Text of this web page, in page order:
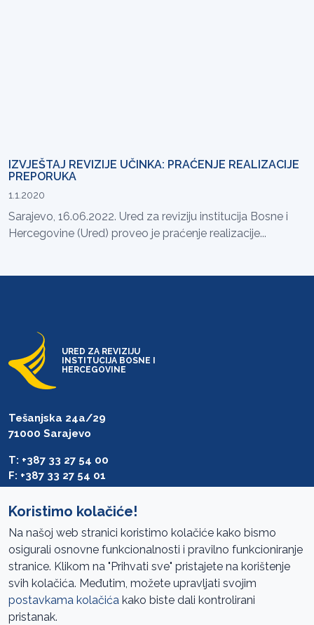
IZVJEŠTAJ REVIZIJE UČINKA: PRAĆENJE REALIZACIJE
PREPORUKA
1.1.2020
Sarajevo, 16.06.2022. Ured za reviziju institucija Bosne i
Hercegovine (Ured) proveo je praćenje realizacije...
URED ZA REVIZIJU
INSTITUCIJA BOSNE I
HERCEGOVINE
Tešanjska 24a/29
71000 Sarajevo
T: +387 33 27 54 00
F: +387 33 27 54 01
Pristup informacijama
Mapa sajta
Oglasi
Koristimo kolačiće!
Na našoj web stranici koristimo kolačiće kako bismo
osigurali osnovne funkcionalnosti i pravilno funkcioniranje
stranice. Klikom na "Prihvati sve" pristajete na korištenje
svih kolačića. Međutim, možete upravljati svojim
postavkama kolačića kako biste dali kontrolirani
pristanak.